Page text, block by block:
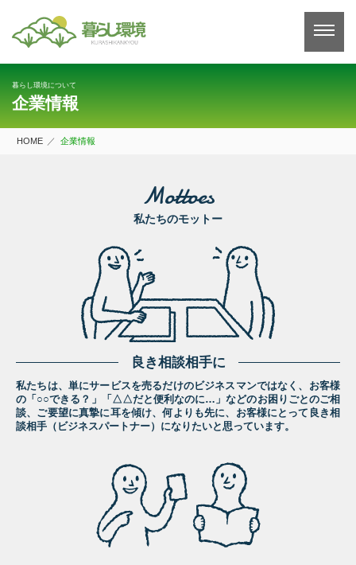
ツ
暮らし環境について
企業情報
HOME 企業情報
Mottoes
私たちのモットー
良き相談相手に
私たちは、単にサービスを売るだけのビジネスマンではなく、お客様
の「○○できる？」「△△だと便利なのに…」などのお困りごとのご相
談、ご要望に真摯に耳を傾け、何よりも先に、お客様にとって良き相
談相手（ビジネスパートナー）になりたいと思っています。